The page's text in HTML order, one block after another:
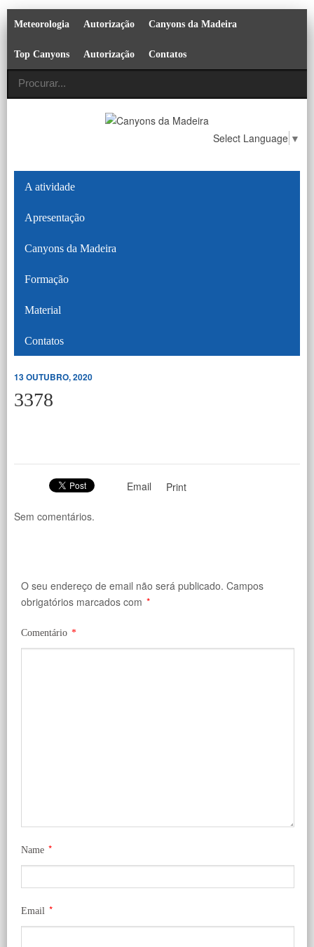
Meteorologia Autorização Canyons da Madeira
Top Canyons Autorização Contatos
Select Language ▼
A atividade
Apresentação
Canyons da Madeira
Formação
Material
Contatos
13 OUTUBRO, 2020
3378
Email Print
Sem comentários.
O seu endereço de email não será publicado. Campos
obrigatórios marcados com *
Comentário *
Name *
Email *